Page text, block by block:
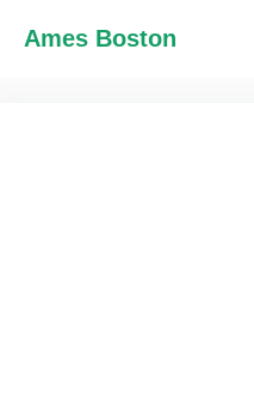
Ames Boston